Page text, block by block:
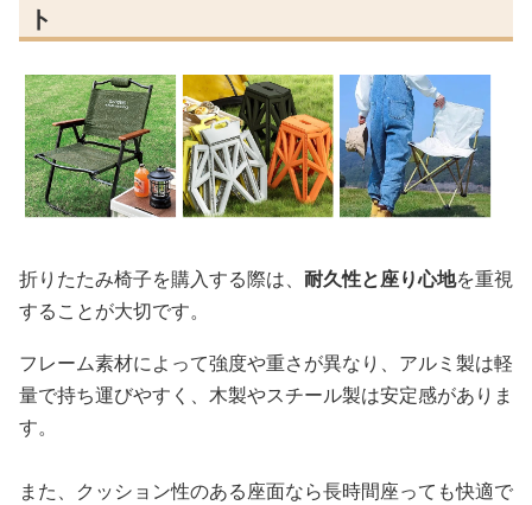
ト
折りたたみ椅子を購入する際は、 耐久性と座り心地を重視
することが大切です。
フレーム素材によって強度や重さが異なり、アルミ製は軽
量で持ち運びやすく、木製やスチール製は安定感がありま
す。
また、クッション性のある座面なら長時間座っても快適で